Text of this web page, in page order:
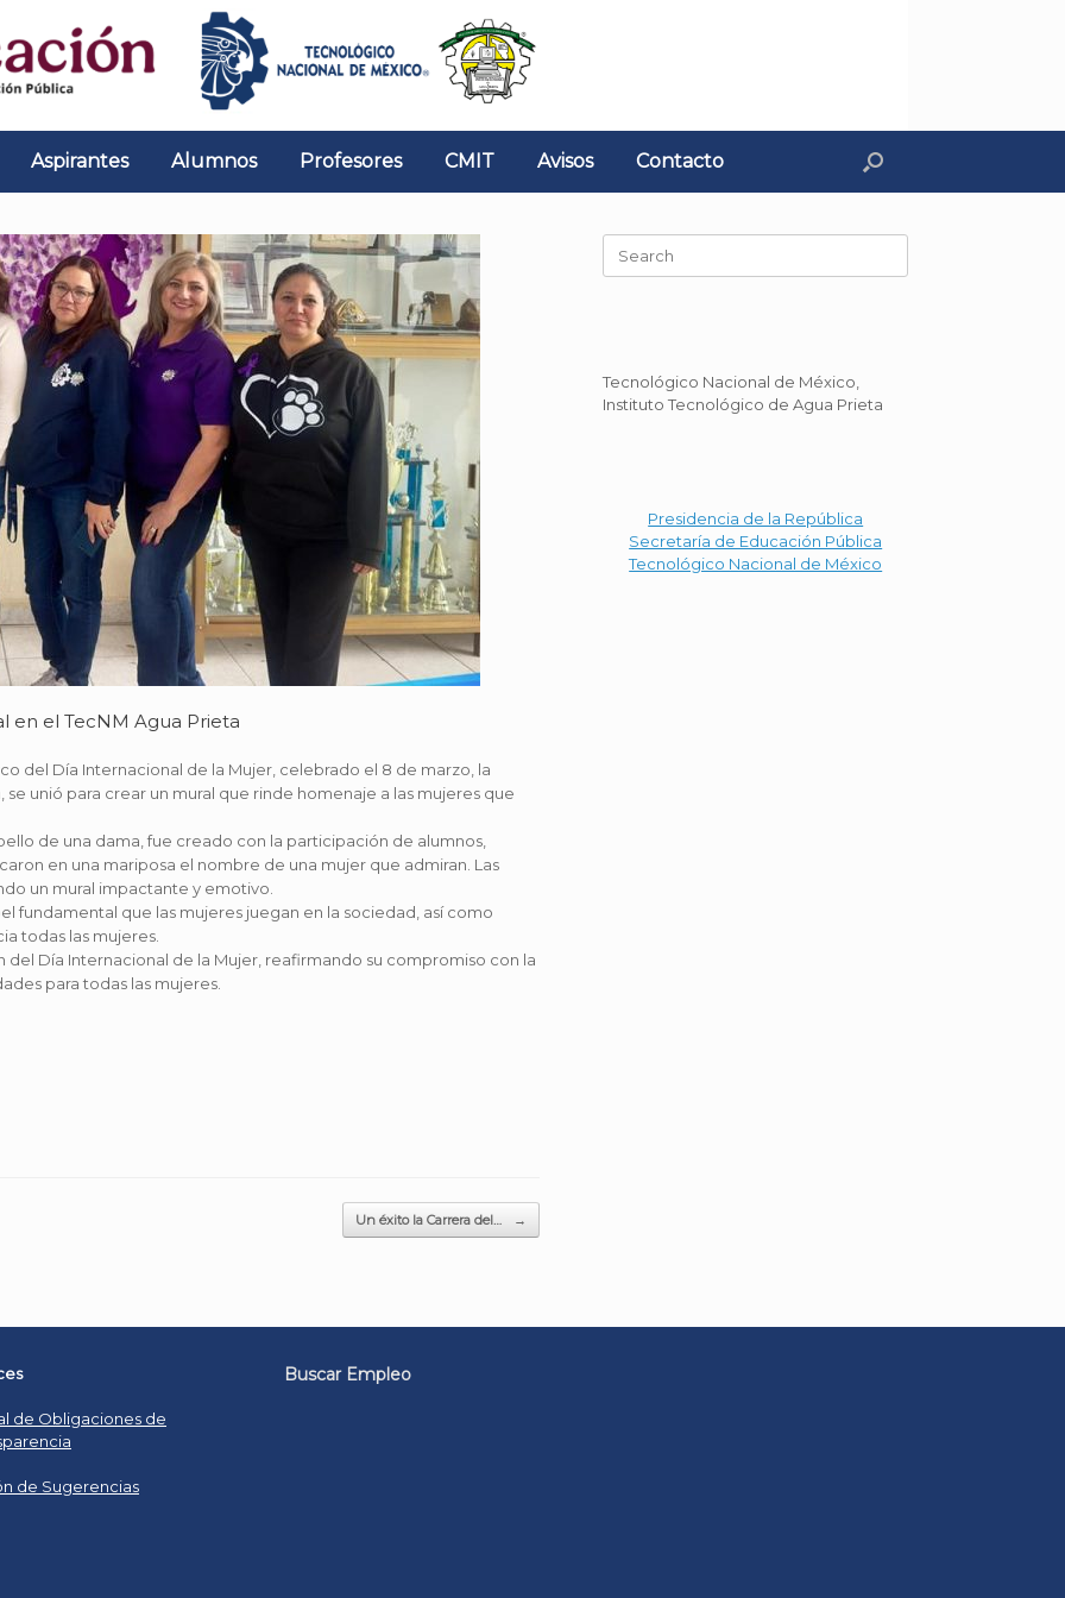
Aspirantes Alumnos Profesores CMIT Avisos Contacto
en el TecNM Agua Prieta
del Día Internacional de la Mujer, celebrado el 8 de marzo, la
unió para crear un mural que rinde homenaje a las mujeres que
de una dama, fue creado con la participación de alumnos,
en una mariposa el nombre de una mujer que admiran. Las
un mural impactante y emotivo.
fundamental que las mujeres juegan en la sociedad, así como
todas las mujeres.
del Día Internacional de la Mujer, reafirmando su compromiso con la
para todas las mujeres.
Un éxito la Carrera del… →
for:
Tecnológico Nacional de México,
Instituto Tecnológico de Agua Prieta
Presidencia de la República
Secretaría de Educación Pública
Tecnológico Nacional de México
de Obligaciones de
de Sugerencias
Buscar Empleo